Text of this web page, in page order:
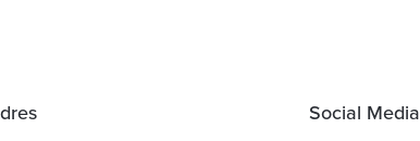
Social Media